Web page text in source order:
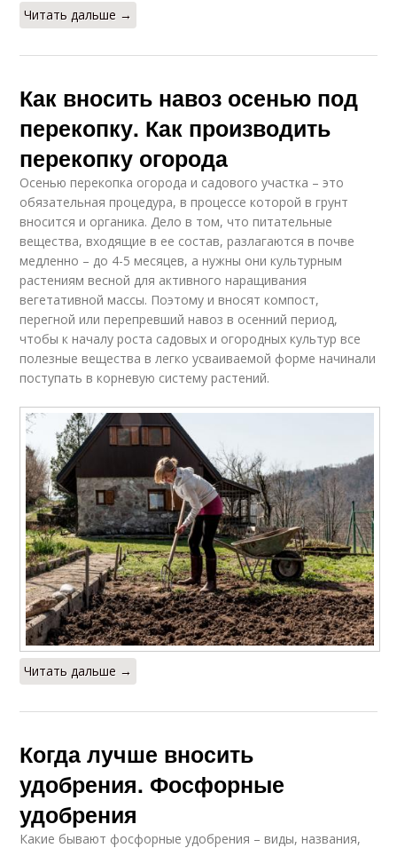
Читать дальше →
Как вносить навоз осенью под
перекопку. Как производить
перекопку огорода
Осенью перекопка огорода и садового участка – это
обязательная процедура, в процессе которой в грунт
вносится и органика. Дело в том, что питательные
вещества, входящие в ее состав, разлагаются в почве
медленно – до 4-5 месяцев, а нужны они культурным
растениям весной для активного наращивания
вегетативной массы. Поэтому и вносят компост,
перегной или перепревший навоз в осенний период,
чтобы к началу роста садовых и огородных культур все
полезные вещества в легко усваиваемой форме начинали
поступать в корневую систему растений.
Читать дальше →
Когда лучше вносить
удобрения. Фосфорные
удобрения
Какие бывают фосфорные удобрения – виды, названия,